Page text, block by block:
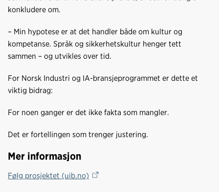
konkludere om.
– Min hypotese er at det handler både om kultur og
kompetanse. Språk og sikkerhetskultur henger tett
sammen – og utvikles over tid.
For Norsk Industri og IA-bransjeprogrammet er dette et
viktig bidrag:
For noen ganger er det ikke fakta som mangler.
Det er fortellingen som trenger justering.
Mer informasjon
Følg prosjektet (uib.no)